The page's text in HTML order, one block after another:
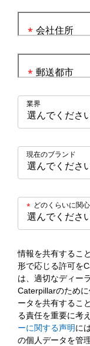
会社住所
*
郵送都市
*
業界
現在のブランド
どのくらいに関
*
情報を共有するこ
形で応じる許可を
は、適切なディー
Caterpillarのため
ータを共有するこ
る責任を重要に考
ーに関する声明に
の個人データを管